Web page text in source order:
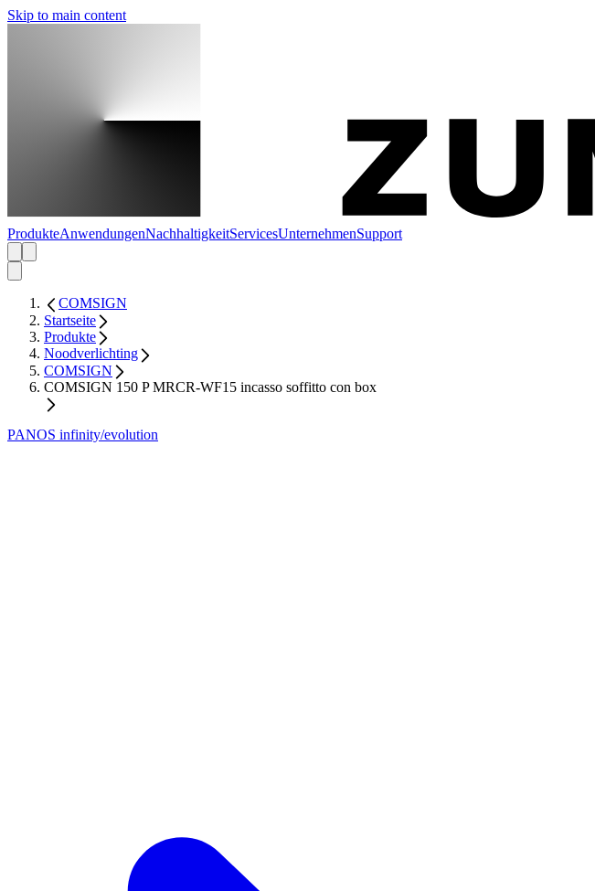
Skip to main content
ProdukteAnwendungenNachhaltigkeitServicesUnternehmenSupport
COMSIGN
Startseite
Produkte
Noodverlichting
COMSIGN
COMSIGN 150 P MRCR-WF15 incasso soffitto con box
PANOS infinity/evolution